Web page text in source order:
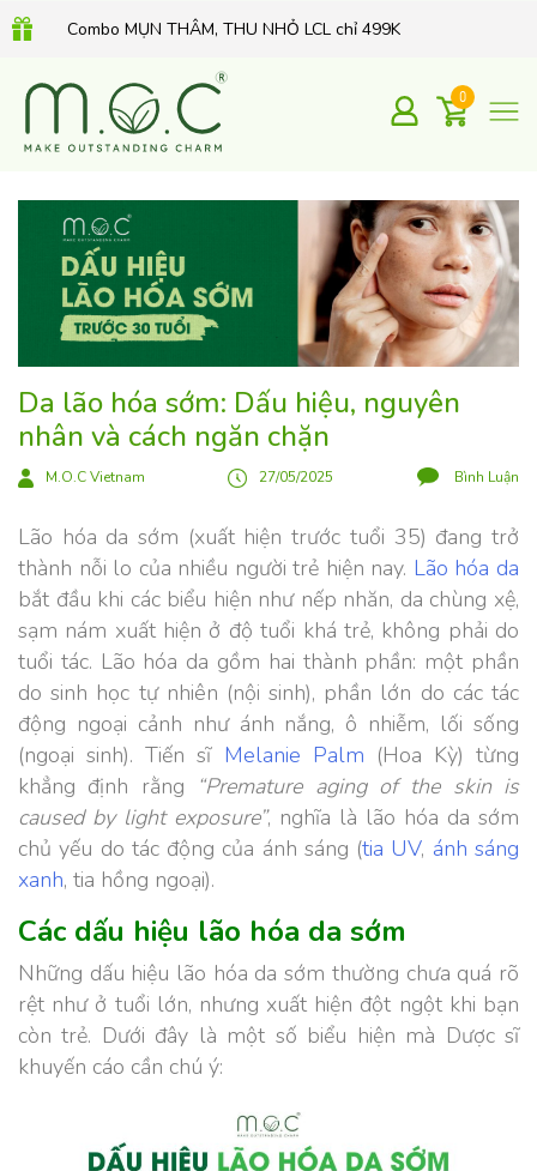
Combo MỤN THÂM, THU NHỎ LCL chỉ 499K
QUÀ TẶNG 350K khi mua Kem dưỡng Retinol hữu cơ 30Gr
0
Da lão hóa sớm: Dấu hiệu, nguyên
nhân và cách ngăn chặn
M.O.C Vietnam 27/05/2025 Bình Luận
Lão hóa da sớm (xuất hiện trước tuổi 35) đang trở
thành nỗi lo của nhiều người trẻ hiện nay. Lão hóa da
bắt đầu khi các biểu hiện như nếp nhăn, da chùng xệ,
sạm nám xuất hiện ở độ tuổi khá trẻ, không phải do
tuổi tác. Lão hóa da gồm hai thành phần: một phần
do sinh học tự nhiên (nội sinh), phần lớn do các tác
động ngoại cảnh như ánh nắng, ô nhiễm, lối sống
(ngoại sinh). Tiến sĩ Melanie Palm (Hoa Kỳ) từng
khẳng định rằng “Premature aging of the skin is
caused by light exposure”, nghĩa là lão hóa da sớm
chủ yếu do tác động của ánh sáng (tia UV, ánh sáng
xanh, tia hồng ngoại).
Các dấu hiệu lão hóa da sớm
Những dấu hiệu lão hóa da sớm thường chưa quá rõ
rệt như ở tuổi lớn, nhưng xuất hiện đột ngột khi bạn
còn trẻ. Dưới đây là một số biểu hiện mà Dược sĩ
khuyến cáo cần chú ý: